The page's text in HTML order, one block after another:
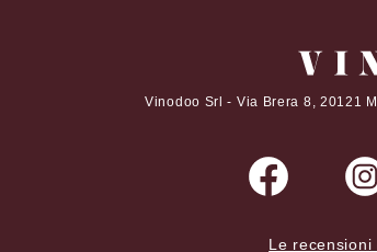
Vinodoo Srl - Via Brera 8, 20121
Le recensioni